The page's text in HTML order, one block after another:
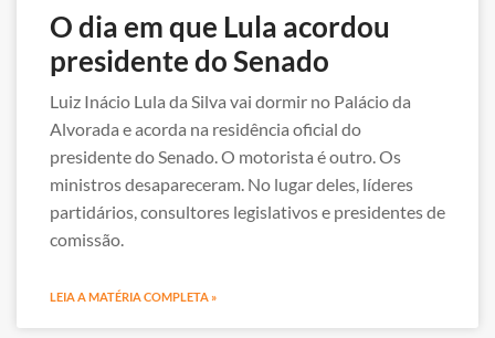
O dia em que Lula acordou
presidente do Senado
Luiz Inácio Lula da Silva vai dormir no Palácio da
Alvorada e acorda na residência oficial do
presidente do Senado. O motorista é outro. Os
ministros desapareceram. No lugar deles, líderes
partidários, consultores legislativos e presidentes de
comissão.
LEIA A MATÉRIA COMPLETA »